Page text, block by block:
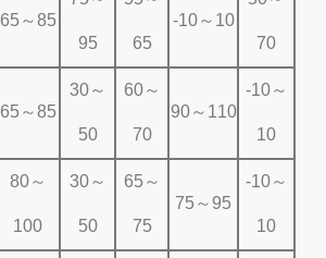
65～85
95 65
-10～10
70
65～85
30～
50
60～
70
90～110
-10～
10
80～
100
30～
50
65～
75
75～95
-10～
10